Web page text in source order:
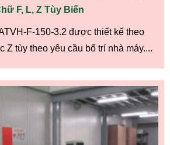
F, L, Z Tùy Biến
F-150-3.2 được thiết kế theo
Z tùy theo yêu cầu bố trí nhà máy....